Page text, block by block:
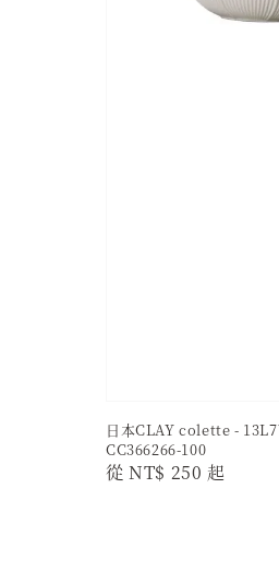
日本CLAY colette -
CC366266-100
Regular
從NT$ 250 起